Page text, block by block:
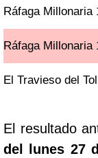
Ráfaga Millonaria
Ráfaga Millonaria
El Travieso del
El resultado
del lunes 27